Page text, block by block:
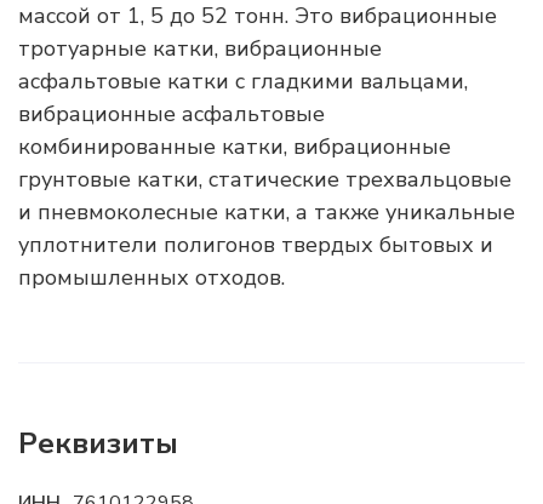
массой от 1, 5 до 52 тонн. Это вибрационные
тротуарные катки, вибрационные
асфальтовые катки с гладкими вальцами,
вибрационные асфальтовые
комбинированные катки, вибрационные
грунтовые катки, статические трехвальцовые
и пневмоколесные катки, а также уникальные
уплотнители полигонов твердых бытовых и
промышленных отходов.
Реквизиты